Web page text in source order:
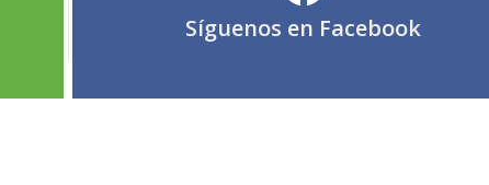
Síguenos en Facebook